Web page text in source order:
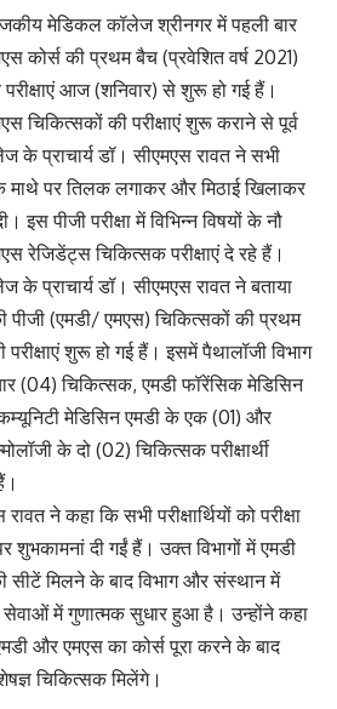
मेडिकल कॉलेज श्रीनगर में पहली बार
कोर्स की प्रथम बैच (प्रवेशित वर्ष 2021)
परीक्षाएं आज (शनिवार) से शुरू हो गई हैं।
चिकित्सकों की परीक्षाएं शुरू कराने से पूर्व
के प्राचार्य डॉ। सीएमएस रावत ने सभी
के माथे पर तिलक लगाकर और मिठाई खिलाकर
इस पीजी परीक्षा में विभिन्न विषयों के नौ
रेजिडेंट्स चिकित्सक परीक्षाएं दे रहे हैं।
के प्राचार्य डॉ। सीएमएस रावत ने बताया
(एमडी/ एमएस) चिकित्सकों की प्रथम
परीक्षाएं शुरू हो गई हैं। इसमें पैथालॉजी विभाग
(04) चिकित्सक, एमडी फॉरेंसिक मेडिसिन
मेडिसिन एमडी के एक (01) और
के दो (02) चिकित्सक परीक्षार्थी
ने कहा कि सभी परीक्षार्थियों को परीक्षा
शुभकामनां दी गईं हैं। उक्त विभागों में एमडी
सीटें मिलने के बाद विभाग और संस्थान में
सेवाओं में गुणात्मक सुधार हुआ है। उन्होंने कहा
और एमएस का कोर्स पूरा करने के बाद
चिकित्सक मिलेंगे।